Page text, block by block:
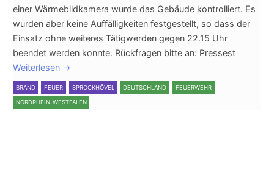
einer Wärmebildkamera wurde das Gebäude kontrolliert. Es
wurden aber keine Auffälligkeiten festgestellt, so dass der
Einsatz ohne weiteres Tätigwerden gegen 22.15 Uhr
beendet werden konnte. Rückfragen bitte an: Pressest
Weiterlesen →
BRAND FEUER SPROCKHÖVEL DEUTSCHLAND FEUERWEHR
NORDRHEIN-WESTFALEN